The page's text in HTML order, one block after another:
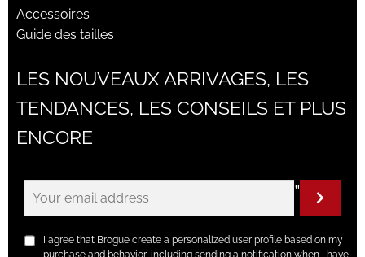
Accessoires
Guide des tailles
LES NOUVEAUX ARRIVAGES, LES
TENDANCES, LES CONSEILS ET PLUS
ENCORE
"
I agree that Brogue create a personalized user profile based on my
purchase and behavior, including sending a notification when I have